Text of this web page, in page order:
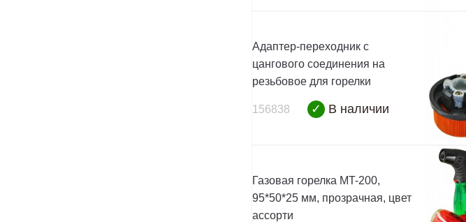
Адаптер-переходник с
цангового соединения на
резьбовое для горелки
156838 ✓ В наличии
Газовая горелка MT-200,
95*50*25 мм, прозрачная, цвет
ассорти